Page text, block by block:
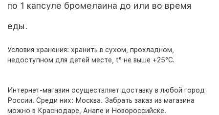
по 1 капсуле бромелаина до или во время
еды.
Условия хранения: хранить в сухом, прохладном,
недоступном для детей месте, t° не выше +25°С.
Интернет-магазин осуществляет доставку в любой город
России. Среди них: Москва. Забрать заказ из магазина
можно в Краснодаре, Анапе и Новороссийске.